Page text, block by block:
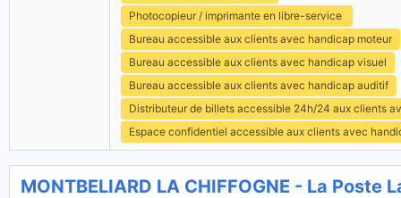
Photocopieur / imprimante en libre-service
Bureau accessible aux clients avec handicap moteur
Bureau accessible aux clients avec handicap visuel
Bureau accessible aux clients avec handicap auditif
Distributeur de billets accessible 24h/24 aux clients
Espace confidentiel accessible aux clients avec
MONTBELIARD LA CHIFFOGNE - La Poste